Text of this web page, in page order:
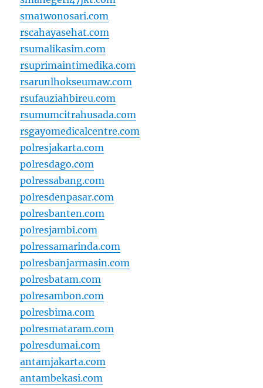
sma1wonosari.com
rscahayasehat.com
rsumalikasim.com
rsuprimaintimedika.com
rsarunlhokseumaw.com
rsufauziahbireu.com
rsumumcitrahusada.com
rsgayomedicalcentre.com
polresjakarta.com
polresdago.com
polressabang.com
polresdenpasar.com
polresbanten.com
polresjambi.com
polressamarinda.com
polresbanjarmasin.com
polresbatam.com
polresambon.com
polresbima.com
polresmataram.com
polresdumai.com
antamjakarta.com
antambekasi.com